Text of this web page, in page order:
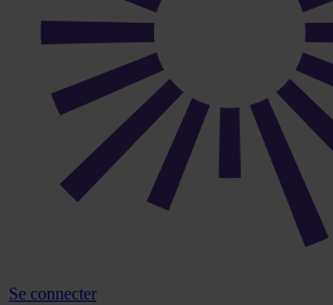
Se connecter